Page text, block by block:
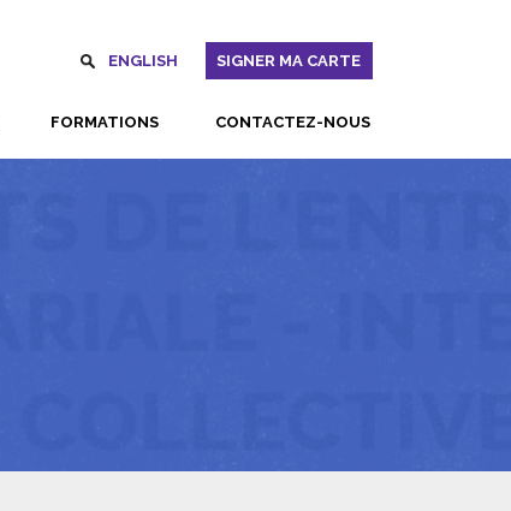
ENGLISH SIGNER MA CARTE
FORMATIONS CONTACTEZ-NOUS